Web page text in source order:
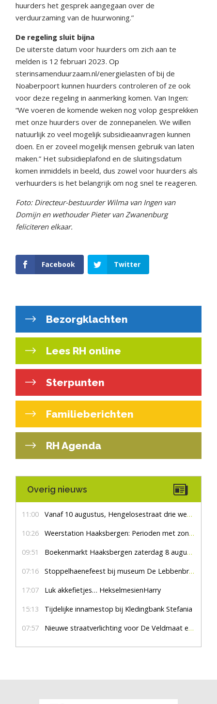
huurders het gesprek aangegaan over de
verduurzaming van de huurwoning.”
De regeling sluit bijna
De uiterste datum voor huurders om zich aan te
melden is 12 februari 2023. Op
sterinsamenduurzaam.nl/energielasten of bij de
Noaberpoort kunnen huurders controleren of ze ook
voor deze regeling in aanmerking komen. Van Ingen:
“We voeren de komende weken nog volop gesprekken
met onze huurders over de zonnepanelen. We willen
natuurlijk zo veel mogelijk subsidieaanvragen kunnen
doen. En er zoveel mogelijk mensen gebruik van laten
maken.” Het subsidieplafond en de sluitingsdatum
komen inmiddels in beeld, dus zowel voor huurders als
verhuurders is het belangrijk om nog snel te reageren.
Foto: Directeur-bestuurder Wilma van Ingen van
Domijn en wethouder Pieter van Zwanenburg
feliciteren elkaar.
Facebook Twitter
Bezorgklachten
Lees RH online
Sterpunten
Familieberichten
RH Agenda
Overig nieuws
11:00 Vanaf 10 augustus, Hengelosestraat drie weken dicht voor doorgaand verkeer
10:26 Weerstation Haaksbergen: Perioden met zon en droog
09:51 Boekenmarkt Haaksbergen zaterdag 8 augustus, marktplein Haaksbergen
07:16 Stoppelhaenefeest bij museum De Lebbenbrugge
17:07 Luk akkefietjes… HekselmesienHarry
15:13 Tijdelijke innamestop bij Kledingbank Stefania
07:57 Nieuwe straatverlichting voor De Veldmaat en De Pas